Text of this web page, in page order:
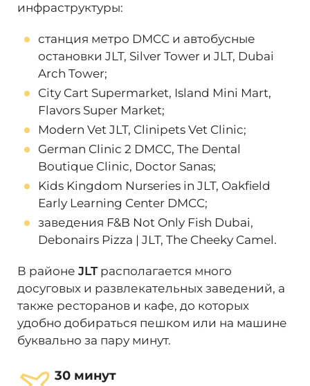
инфраструктуры:
станция метро DMCC и автобусные
остановки JLT, Silver Tower и JLT, Dubai
Arch Tower;
City Cart Supermarket, Island Mini Mart,
Flavors Super Market;
Modern Vet JLT, Clinipets Vet Clinic;
German Clinic 2 DMCC, The Dental
Boutique Clinic, Doctor Sanas;
Kids Kingdom Nurseries in JLT, Oakfield
Early Learning Center DMCC;
заведения F&B Not Only Fish Dubai,
Debonairs Pizza | JLT, The Cheeky Camel.
В районе JLTрасполагается много
досуговых и развлекательных заведений, а
также ресторанов и кафе, до которых
удобно добираться пешком или на машине
буквально за пару минут.
30 минут